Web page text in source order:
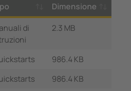
Dimensione
di
2.3 MB
986.4 KB
986.4 KB